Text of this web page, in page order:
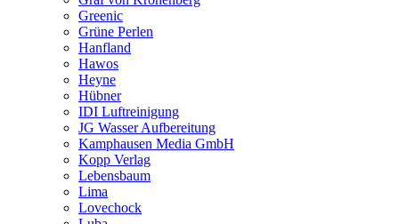
Greenic
Grüne Perlen
Hanfland
Hawos
Heyne
Hübner
IDI Luftreinigung
JG Wasser Aufbereitung
Kamphausen Media GmbH
Kopp Verlag
Lebensbaum
Lima
Lovechock